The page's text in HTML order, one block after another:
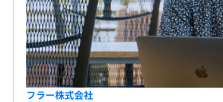
フラー株式会社